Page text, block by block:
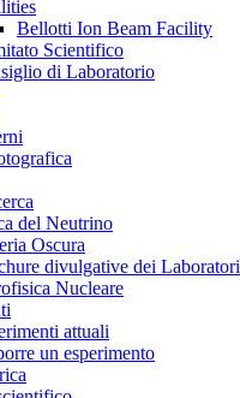
Bellotti Ion Beam Facility
Scientifico
di Laboratorio
del Neutrino
Oscura
divulgative dei Laboratori
Nucleare
attuali
un esperimento